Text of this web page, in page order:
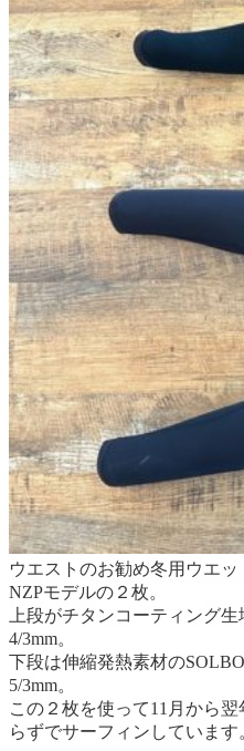
ウエストのお勧め冬用ウエ
NZPモデルの２枚。
上段がチタンコーティング
4/3mm。
下段は伸縮発熱素材の
5/3mm。
この２枚を使って11月から
らずでサーフィンしています